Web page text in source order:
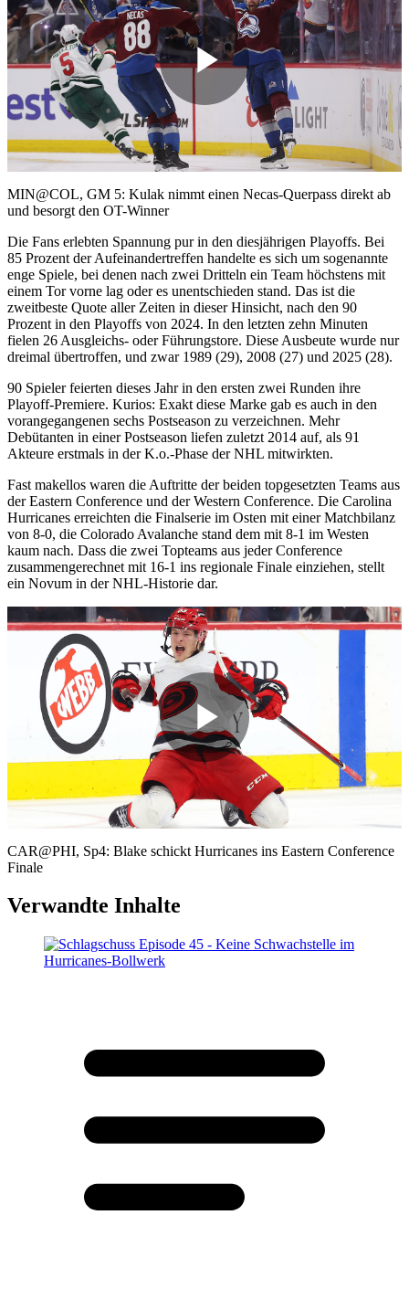
Play
Video
MIN@COL, GM 5: Kulak nimmt einen Necas-Querpass direkt ab
und besorgt den OT-Winner
Die Fans erlebten Spannung pur in den diesjährigen Playoffs. Bei
85 Prozent der Aufeinandertreffen handelte es sich um sogenannte
enge Spiele, bei denen nach zwei Dritteln ein Team höchstens mit
einem Tor vorne lag oder es unentschieden stand. Das ist die
zweitbeste Quote aller Zeiten in dieser Hinsicht, nach den 90
Prozent in den Playoffs von 2024. In den letzten zehn Minuten
fielen 26 Ausgleichs- oder Führungstore. Diese Ausbeute wurde nur
dreimal übertroffen, und zwar 1989 (29), 2008 (27) und 2025 (28).
90 Spieler feierten dieses Jahr in den ersten zwei Runden ihre
Playoff-Premiere. Kurios: Exakt diese Marke gab es auch in den
vorangegangenen sechs Postseason zu verzeichnen. Mehr
Debütanten in einer Postseason liefen zuletzt 2014 auf, als 91
Akteure erstmals in der K.o.-Phase der NHL mitwirkten.
Fast makellos waren die Auftritte der beiden topgesetzten Teams aus
der Eastern Conference und der Western Conference. Die Carolina
Hurricanes erreichten die Finalserie im Osten mit einer Matchbilanz
von 8-0, die Colorado Avalanche stand dem mit 8-1 im Westen
kaum nach. Dass die zwei Topteams aus jeder Conference
zusammengerechnet mit 16-1 ins regionale Finale einziehen, stellt
ein Novum in der NHL-Historie dar.
Play
Video
CAR@PHI, Sp4: Blake schickt Hurricanes ins Eastern Conference
Finale
Verwandte Inhalte